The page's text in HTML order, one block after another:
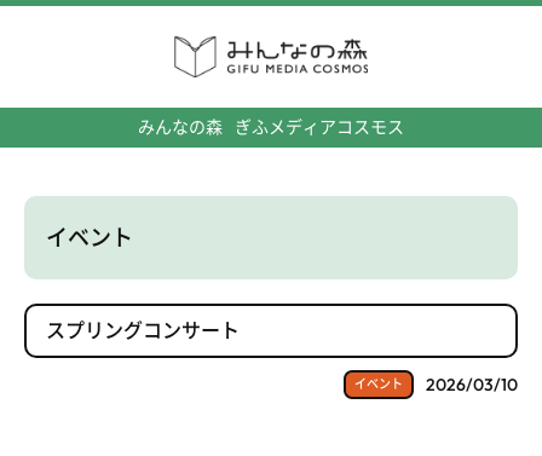
みんなの森 ぎふメディアコスモス
イベント
スプリングコンサート
イベント 2026/03/10